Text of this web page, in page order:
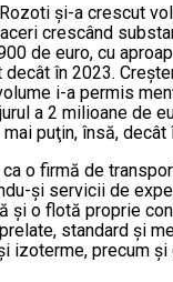
şi-a crescut
crescând
de euro, cu
decât în 2023.
i-a permis
a 2 milioane de
puţin, însă, decât
o firmă de
și servicii de
și o flotă proprie
standard și
izoterme, precum și